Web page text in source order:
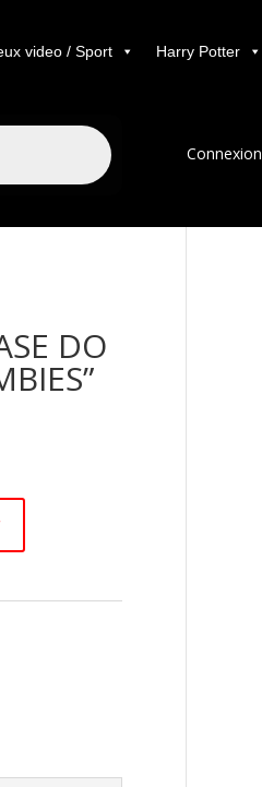
video / Sport Harry Potter
Connexion
DO